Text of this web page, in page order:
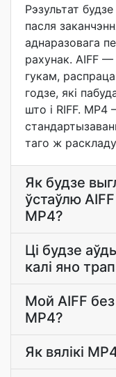
Рэзультат
пасля
аднаразовага
рахунак. AIFF
гукам,
годзе, які
што і RIFF. MP4
таго ж
Як будзе
ўстаўлю
MP4?
Ці будзе
калі яно
Мой AIFF без
MP4?
Як вялікі